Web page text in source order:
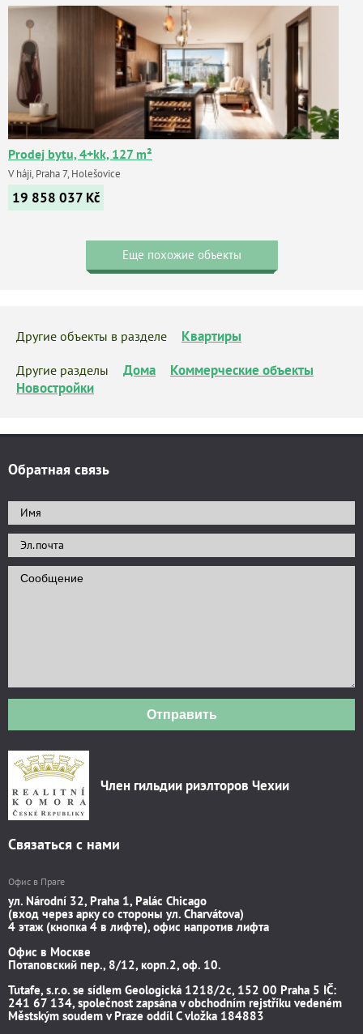
Prodej bytu, 4+kk, 127 m²
V háji, Praha 7, Holešovice
19 858 037 Kč
Еще похожие объекты
Другие объекты в разделе Квартиры
Другие разделы Дома
Коммерческие объекты
Новостройки
Обратная связь
Отправить
Член гильдии риэлторов Чехии
Связаться с нами
Офис в Праге
ул. Národní 32, Praha 1, Palác Chicago
(вход через арку со стороны ул. Charvátova)
4 этаж (кнопка 4 в лифте), офис напротив лифта
Офис в Москве
Потаповский пер., 8/12, корп.2, оф. 10.
Tutafe, s.r.o. se sídlem Geologická 1218/2c, 152 00 Praha 5 IČ:
241 67 134, společnost zapsána v obchodním rejstříku vedeném
Městským soudem v Praze oddíl C vložka 184883